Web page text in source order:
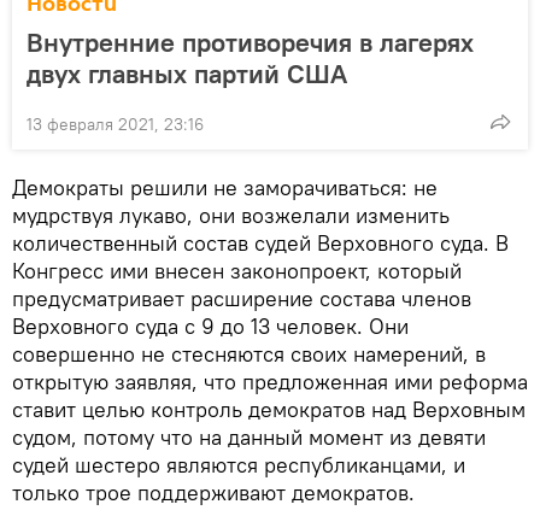
Внутренние противоречия в лагерях
двух главных партий США
13 февраля 2021, 23:16
Демократы решили не заморачиваться: не
мудрствуя лукаво, они возжелали изменить
количественный состав судей Верховного суда. В
Конгресс ими внесен законопроект, который
предусматривает расширение состава членов
Верховного суда с 9 до 13 человек. Они
совершенно не стесняются своих намерений, в
открытую заявляя, что предложенная ими реформа
ставит целью контроль демократов над Верховным
судом, потому что на данный момент из девяти
судей шестеро являются республиканцами, и
только трое поддерживают демократов.